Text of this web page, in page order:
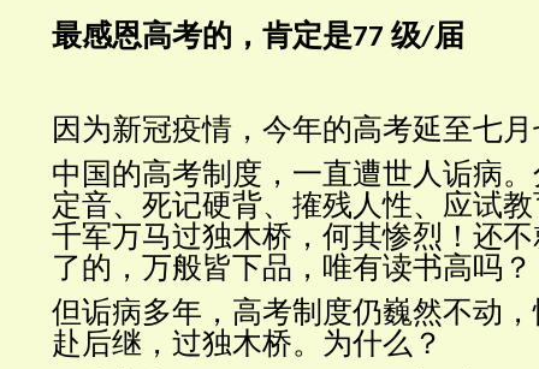
最感恩高考的，肯定是77 级/届
因为新冠疫情，今年的高考延至七
中国的高考制度，一直遭世人诟病
定音、死记硬背、搉残人性、应试
千军万马过独木桥，何其惨烈！还
了的，万般皆下品，唯有读书高吗？
但诟病多年，高考制度仍巍然不动
赴后继，过独木桥。为什么？